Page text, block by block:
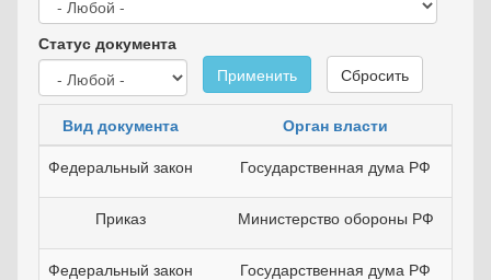
Статус документа
Применить
Сбросить
Вид документа Орган власти
Федеральный закон
Государственная дума РФ
Приказ Министерство обороны РФ
Федеральный закон Государственная дума РФ